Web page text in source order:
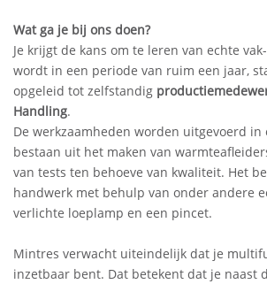
Wat ga je bij ons doen?
Je krijgt de kans om te leren van echte
wordt in een periode van ruim een jaar,
opgeleid tot zelfstandig
Handling.
De werkzaamheden worden uitgevoerd in
bestaan uit het maken van
van tests ten behoeve van kwaliteit. Het
handwerk met behulp van onder andere
verlichte loeplamp en een pincet.
Mintres verwacht uiteindelijk dat je
inzetbaar bent. Dat betekent dat je naast